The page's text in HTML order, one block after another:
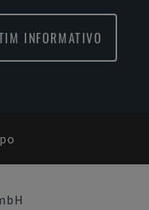
INFORMATIVO